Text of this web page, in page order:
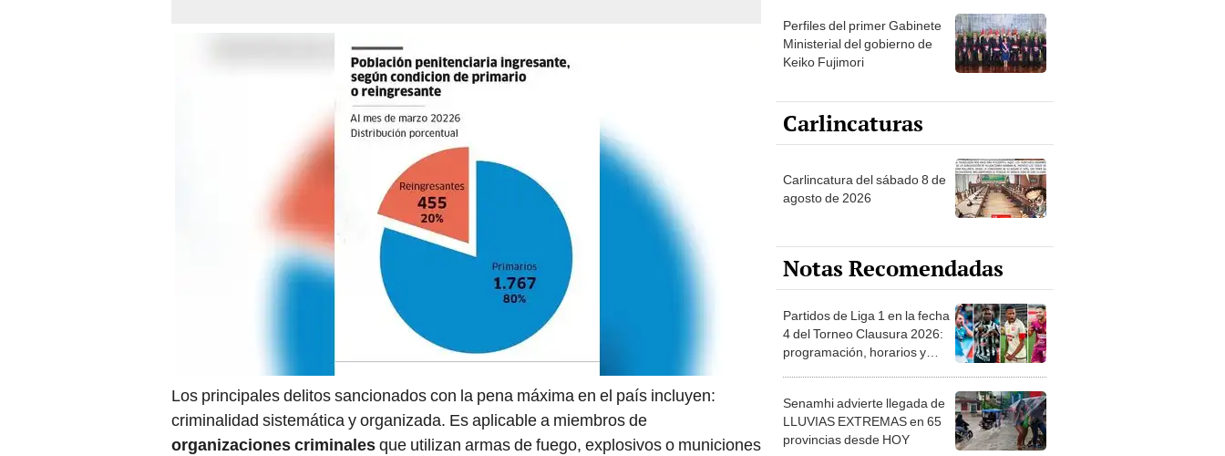
Los principales delitos sancionados con la pena máxima en el país incluyen:
criminalidad sistemática y organizada. Es aplicable a miembros de
organizaciones criminalesque utilizan armas de fuego, explosivos o municiones
Perfiles del primer Gabinete
Ministerial del gobierno de
Keiko Fujimori
Carlincaturas
Carlincatura del sábado 8 de
agosto de 2026
Notas Recomendadas
Partidos de Liga 1 en la fecha
4 del Torneo Clausura 2026:
programación, horarios y
Senamhi advierte llegada de
LLUVIAS EXTREMAS en 65
provincias desde HOY